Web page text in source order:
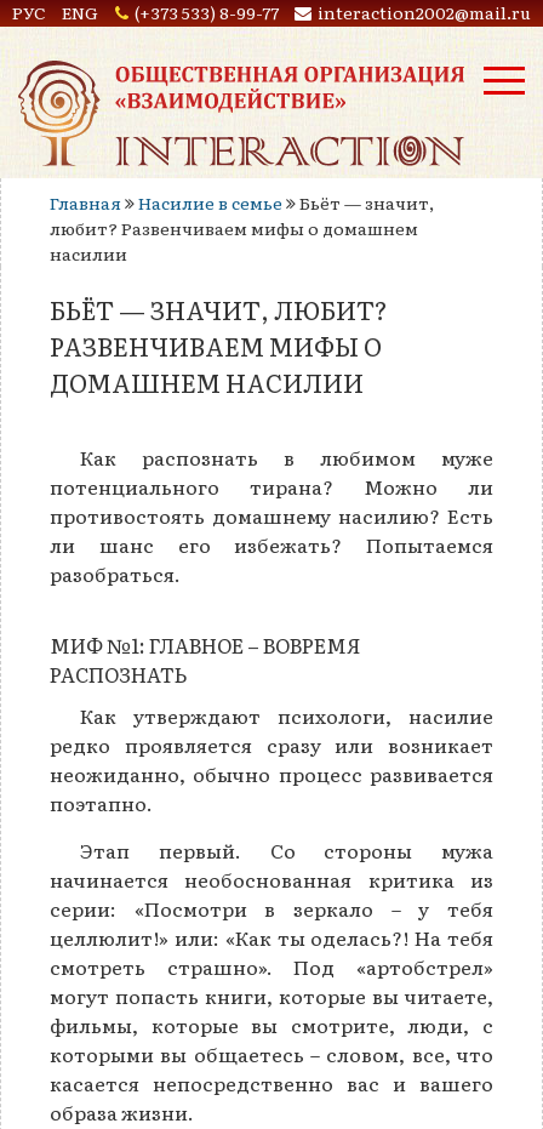
РУС ENG (+373 533) 8-99-77 interaction2002@mail.ru
Главная Насилие в семье
Бьёт — значит,
любит? Развенчиваем мифы о домашнем
насилии
БЬЁТ — ЗНАЧИТ, ЛЮБИТ?
РАЗВЕНЧИВАЕМ МИФЫ О
ДОМАШНЕМ НАСИЛИИ
Как распознать в любимом муже
потенциального тирана? Можно ли
противостоять домашнему насилию? Есть
ли шанс его избежать? Попытаемся
разобраться.
МИФ №1: ГЛАВНОЕ – ВОВРЕМЯ
РАСПОЗНАТЬ
Как утверждают психологи, насилие
редко проявляется сразу или возникает
неожиданно, обычно процесс развивается
поэтапно.
Этап первый. Со стороны мужа
начинается необоснованная критика из
серии: «Посмотри в зеркало – у тебя
целлюлит!» или: «Как ты оделась?! На тебя
смотреть страшно». Под «артобстрел»
могут попасть книги, которые вы читаете,
фильмы, которые вы смотрите, люди, с
которыми вы общаетесь – словом, все, что
касается непосредственно вас и вашего
образа жизни.